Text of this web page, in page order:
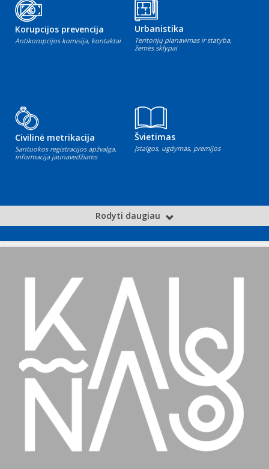
Korupcijos prevencija
Antikorupcijos komisija, kontaktai
Urbanistika
Teritorijų planavimas ir statyba,
žemės sklypai
Civilinė metrikacija
Santuokos registracijos apžvalga,
informacija jaunavedžiams
Švietimas
Įstaigos, ugdymas, premijos
Rodyti daugiau